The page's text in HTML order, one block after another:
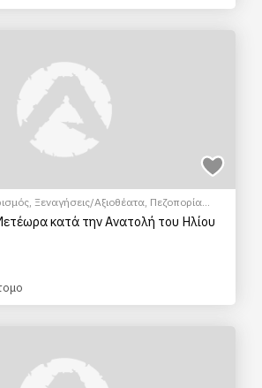
, Ξεναγήσεις/Αξιοθέατα, Πεζοπορία
Πολιτισμικάκατά την Ανατολή του Ηλίου